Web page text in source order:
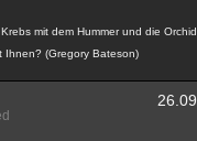
mit dem Hummer und die
Ihnen? (Gregory Bateson)